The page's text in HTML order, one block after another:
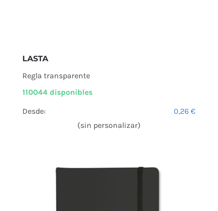
LASTA
Regla transparente
110044 disponibles
Desde: 0,26€
(sin personalizar)